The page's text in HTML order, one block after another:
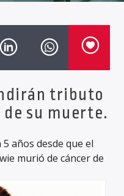
tributo
de su muerte.
años desde que el
murió de cáncer de